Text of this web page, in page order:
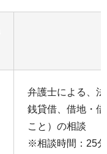
弁護士による、
銭貸借、借地・
こと）の相談
※相談時間：25